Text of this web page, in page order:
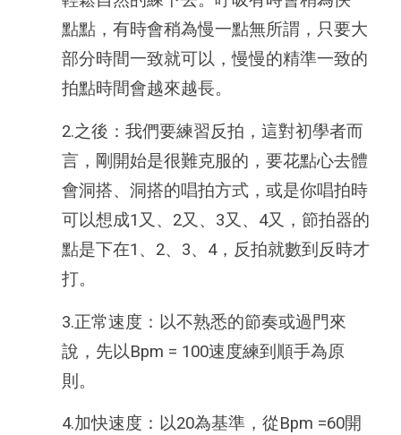
點點，有時會稍為慢一點無所謂，只要大
部分時間一致就可以，慢慢的精準一致的
拍點時間會越來越長。
2.之後：我們要練習反拍，這對初學者而
言，剛開始是很難克服的，要花點心去體
會洞搭、洞搭的唱拍方式，或是你唱拍時
可以想成1又、2又、3又、4又，節拍器的
點是下在1、2、3、4，反拍就數到反時才
打。
3.正常速度：以不熟悉的節奏或過門來
說，先以Bpm = 100速度練到順手為原
則。
4.加快速度：以20為基準，從Bpm =60開